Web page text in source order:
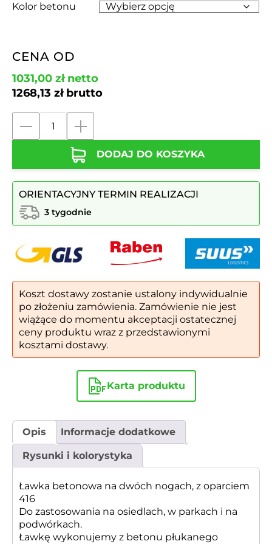
Kolor betonu
CENA OD
1031,00 złnetto
1268,13 złbrutto
na
dwóch
nogach,
oparciem
DODAJ DO KOSZYKA
ORIENTACYJNY TERMIN REALIZACJI
3 tygodnie
Koszt dostawy zostanie ustalony indywidualnie
po złożeniu zamówienia. Zamówienie nie jest
wiążące do momentu akceptacji ostatecznej
ceny produktu wraz z przedstawionymi
kosztami dostawy.
Karta produktu
Opis Informacje dodatkowe
Rysunki i kolorystyka
Ławka betonowa na dwóch nogach, z oparciem
416
Do zastosowania na osiedlach, w parkach i na
podwórkach.
Ławkę wykonujemy z betonu płukanego